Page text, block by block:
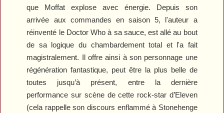
que Moffat explose avec énergie. Depuis son
arrivée aux commandes en saison 5, l'auteur a
réinventé le Doctor Who à sa sauce, est allé au bout
de sa logique du chambardement total et l'a fait
magistralement. Il offre ainsi à son personnage une
régénération fantastique, peut être la plus belle de
toutes jusqu’à présent, entre la dernière
performance sur scène de cette rock-star d’Eleven
(cela rappelle son discours enflammé à Stonehenge